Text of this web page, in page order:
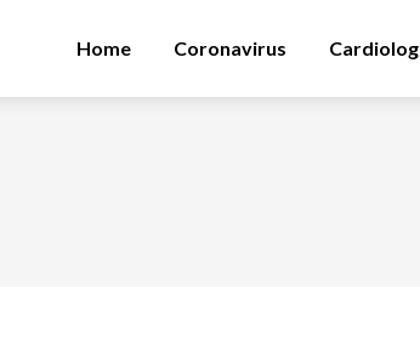
Home Coronavirus